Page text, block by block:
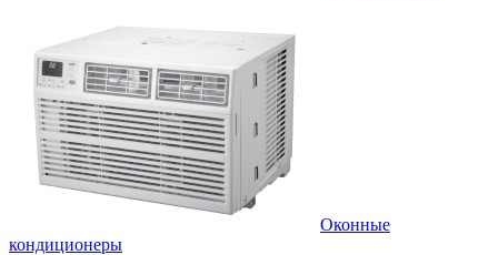
Оконные
кондиционеры